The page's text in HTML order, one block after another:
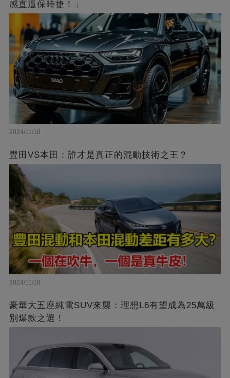
感直逼保時捷！」
2024/11/18
豐田VS本田：誰才是真正的混動技術之王？
2024/11/18
豪華大五座純電SUV來襲：理想L6有望成為25萬級
別爆款之選！